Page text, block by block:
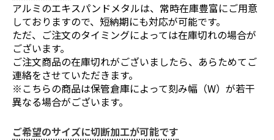
アルミのエキスパンドメタルは、常時在庫豊富にご用意
しておりますので、短納期にも対応が可能です。
ただ、ご注文のタイミングによっては在庫切れの場合が
ございます。
ご注文商品の在庫切れがございましたら、あらためてご
連絡をさせていただきます。
※こちらの商品は保管倉庫によって刻み幅（W）が若干
異なる場合がございます。
ご希望のサイズに切断加工が可能です